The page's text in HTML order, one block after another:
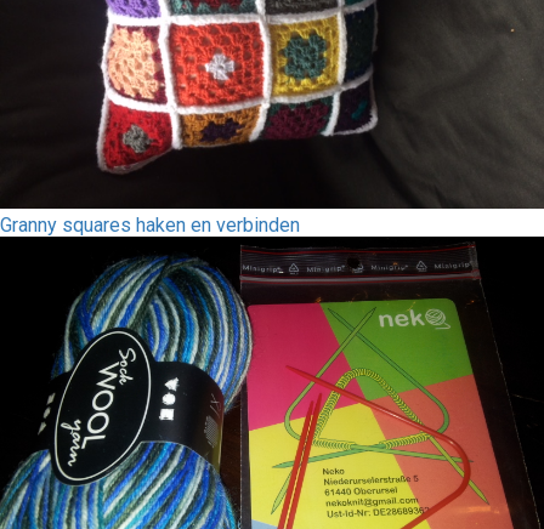
Granny squares haken en verbinden